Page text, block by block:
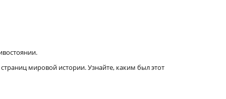
мировой истории. Узнайте, каким был этот